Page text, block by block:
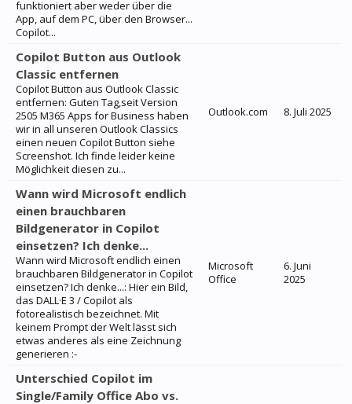
funktioniert aber weder über die
App, auf dem PC, über den Browser...
Copilot...
Copilot Button aus Outlook
Classic entfernen
Copilot Button aus Outlook Classic
entfernen: Guten Tag,seit Version
2505 M365 Apps for Business haben
wir in all unseren Outlook Classics
einen neuen Copilot Button siehe
Screenshot. Ich finde leider keine
Möglichkeit diesen zu...
Outlook.com 8. Juli 2025
Wann wird Microsoft endlich
einen brauchbaren
Bildgenerator in Copilot
einsetzen? Ich denke...
Wann wird Microsoft endlich einen
brauchbaren Bildgenerator in Copilot
einsetzen? Ich denke...: Hier ein Bild,
das DALL·E 3 / Copilot als
fotorealistisch bezeichnet. Mit
keinem Prompt der Welt lässt sich
etwas anderes als eine Zeichnung
generieren :-
Microsoft
Office
6. Juni
2025
Unterschied Copilot im
Single/Family Office Abo vs.